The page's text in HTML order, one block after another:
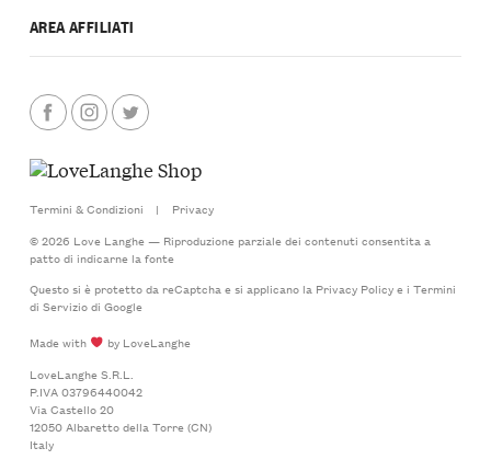
AREA AFFILIATI
Termini & Condizioni |
Privacy
© 2026 Love Langhe — Riproduzione parziale dei contenuti consentita a
patto di indicarne la fonte
Questo si è protetto da reCaptcha e si applicano la Privacy Policye i Termini
di Serviziodi Google
Made with
by LoveLanghe
LoveLanghe S.R.L.
P.IVA 03796440042
Via Castello 20
12050 Albaretto della Torre (CN)
Italy